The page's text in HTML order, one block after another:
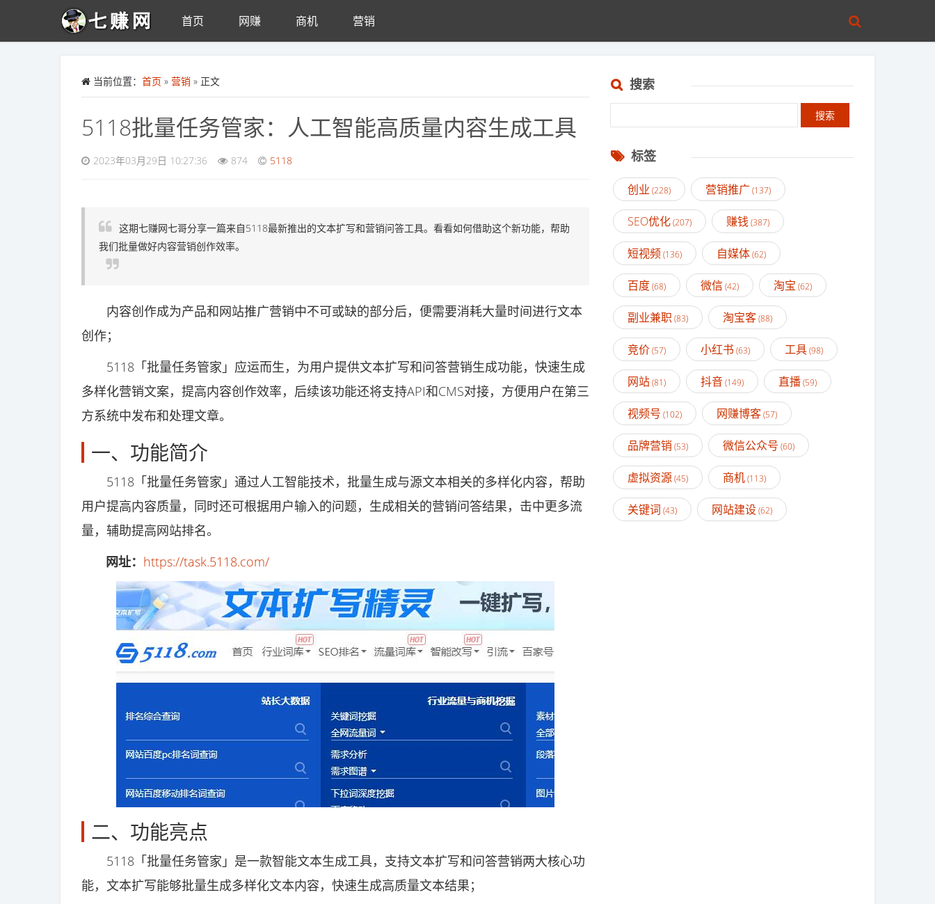
首页 网赚 商机 营销
当前位置： 首页 » 营销 » 正文
5118批量任务管家：人工智能高质量内容生成工具
2023年03月29日 10:27:36 874 5118
这期七赚网七哥分享一篇来自5118最新推出的文本扩写和营销问答工具。看看如何借助这个新功能，帮助
我们批量做好内容营销创作效率。
内容创作成为产品和网站推广营销中不可或缺的部分后，便需要消耗大量时间进行文本
创作；
5118「批量任务管家」应运而生，为用户提供文本扩写和问答营销生成功能，快速生成
多样化营销文案，提高内容创作效率，后续该功能还将支持API和CMS对接，方便用户在第三
方系统中发布和处理文章。
一、功能简介
5118「批量任务管家」通过人工智能技术，批量生成与源文本相关的多样化内容，帮助
用户提高内容质量，同时还可根据用户输入的问题，生成相关的营销问答结果，击中更多流
量，辅助提高网站排名。
网址： https://task.5118.com/
二、功能亮点
5118「批量任务管家」是一款智能文本生成工具，支持文本扩写和问答营销两大核心功
能，文本扩写能够批量生成多样化文本内容，快速生成高质量文本结果；
搜索
标签
创业 (228) 营销推广 (137)
SEO优化(207) 赚钱(387)
短视频(136) 自媒体(62)
百度(68) 微信(42) 淘宝 (62)
副业兼职 (83) 淘宝客(88)
竞价(57) 小红书 (63) 工具(98)
网站(81) 抖音(149) 直播(59)
视频号 (102) 网赚博客(57)
品牌营销 (53) 微信公众号 (60)
虚拟资源(45) 商机(113)
关键词 (43) 网站建设(62)